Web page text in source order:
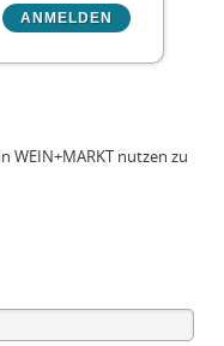
WEIN+MARKT nutzen zu